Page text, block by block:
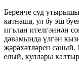
Беренче суд
катнаша, ул бу эш
игълан ителгәннән
дәвамында үлгән
җәрәхәтләрен
елый, куллары